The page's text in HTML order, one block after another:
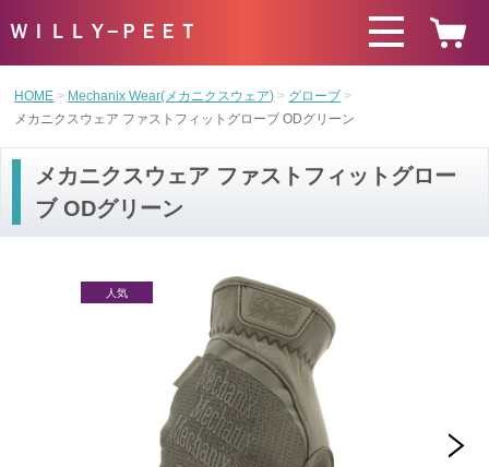
ＷＩＬＬＹ−ＰＥＥＴ
HOME Mechanix Wear(メカニクスウェア)
グローブ
メカニクスウェア ファストフィットグローブ ODグリーン
メカニクスウェア ファストフィットグロー
ブ ODグリーン